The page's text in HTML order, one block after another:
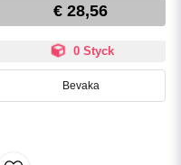
€ 28,56
0 Styck
Bevaka